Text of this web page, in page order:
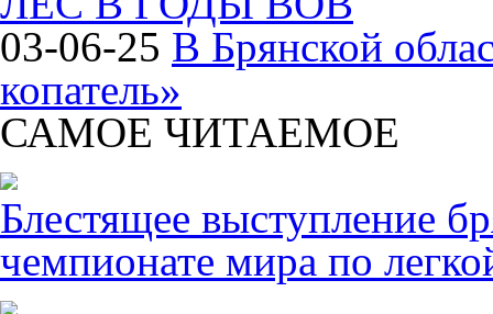
03-06-25 В Брянской
копатель»
САМОЕ ЧИТАЕМОЕ
Блестящее выступление
чемпионате мира по